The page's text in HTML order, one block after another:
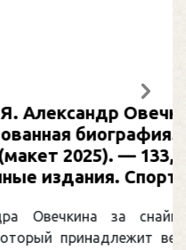
Овечкин :
биография. —
— 133, [2] с.
Спорт)
за снайперским
великому